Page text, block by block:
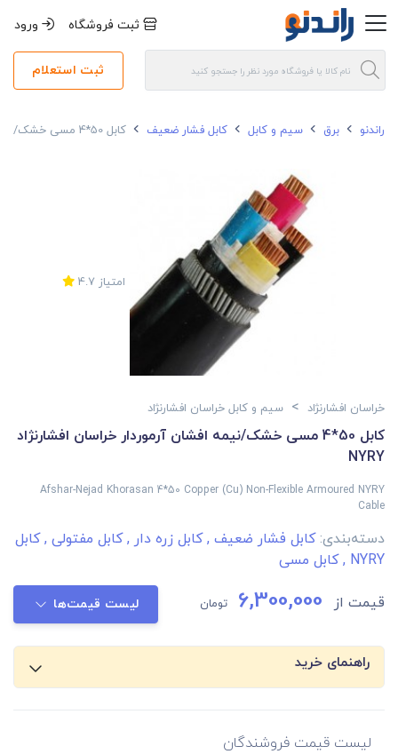
ثبت فروشگاه ورود
ثبت استعلام
راندنو برق سیم و کابل کابل فشار ضعیف کابل 50*4 مسی خشک/نیمه افشان آرموردار خراسان افشارنژاد NYRY
امتیاز 4.7
خراسان افشارنژاد > سیم و کابل خراسان افشارنژاد
کابل 50*4 مسی خشک/نیمه افشان آرموردار خراسان افشارنژاد
NYRY
Afshar-Nejad Khorasan 4*50 Copper (Cu) Non-Flexible Armoured NYRY
Cable
دسته‌بندی:کابل فشار ضعیف ,کابل زره دار ,کابل مفتولی ,کابل
NYRY
,کابل مسی
قیمت از 6,300,000 تومان لیست قیمت‌ها
راهنمای خرید
لیست قیمت فروشندگان